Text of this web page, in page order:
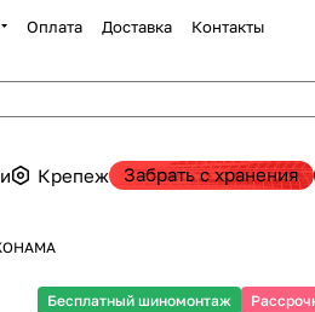
Оплата Доставка Контакты
Крепеж Забрать с хранения
Бесплатный шиномонтаж